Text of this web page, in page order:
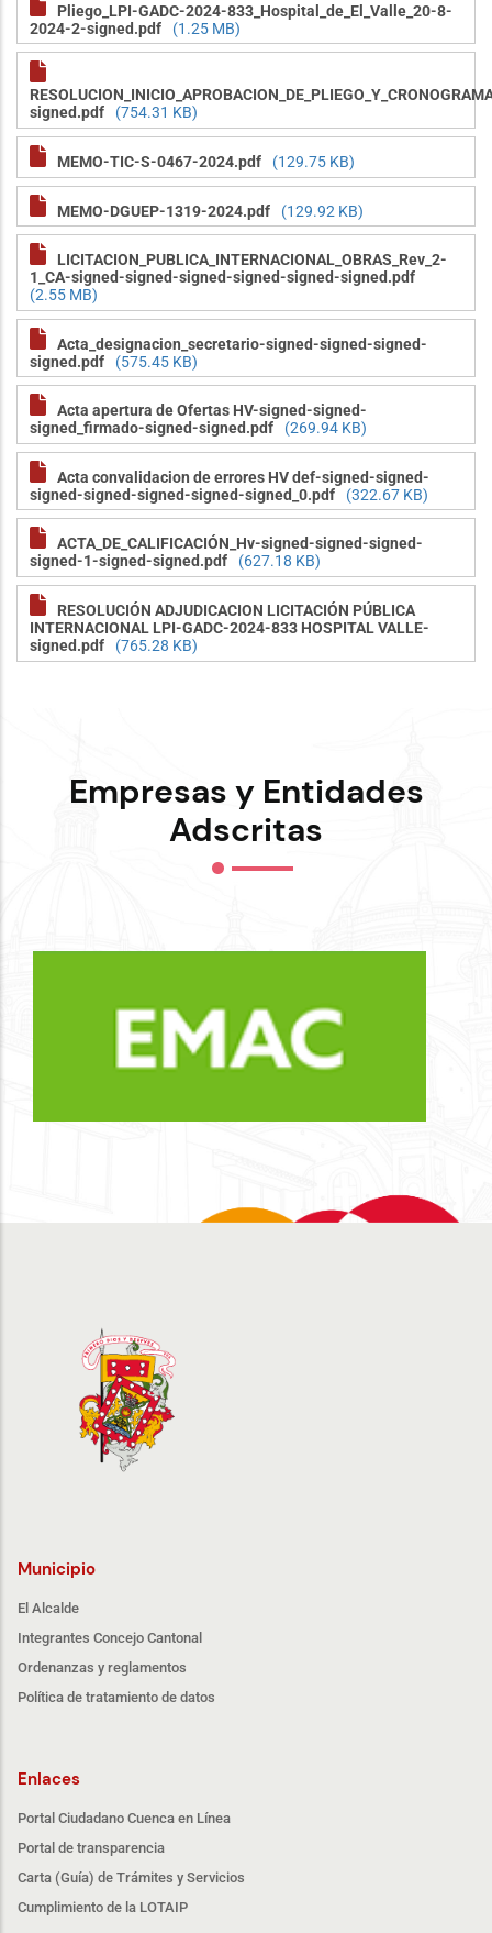
Pliego_LPI-GADC-2024-833_Hospital_de_El_Valle_20-8-
2024-2-signed.pdf
(1.25 MB)
signed.pdf
(754.31 KB)
MEMO-TIC-S-0467-2024.pdf (129.75 KB)
MEMO-DGUEP-1319-2024.pdf (129.92 KB)
LICITACION_PUBLICA_INTERNACIONAL_OBRAS_Rev_2-
1_CA-signed-signed-signed-signed-signed-signed.pdf
(2.55 MB)
Acta_designacion_secretario-signed-signed-signed-
signed.pdf
(575.45 KB)
Acta apertura de Ofertas HV-signed-signed-
signed_firmado-signed-signed.pdf
(269.94 KB)
Acta convalidacion de errores HV def-signed-signed-
signed-signed-signed-signed-signed_0.pdf
(322.67 KB)
ACTA_DE_CALIFICACIÓN_Hv-signed-signed-signed-
signed-1-signed-signed.pdf
(627.18 KB)
RESOLUCIÓN ADJUDICACION LICITACIÓN PÚBLICA
INTERNACIONAL LPI-GADC-2024-833 HOSPITAL VALLE-
signed.pdf
(765.28 KB)
Empresas y Entidades
Adscritas
Municipio
El Alcalde
Integrantes Concejo Cantonal
Ordenanzas y reglamentos
Política de tratamiento de datos
Enlaces
Portal Ciudadano Cuenca en Línea
Portal de transparencia
Carta (Guía) de Trámites y Servicios
Cumplimiento de la LOTAIP